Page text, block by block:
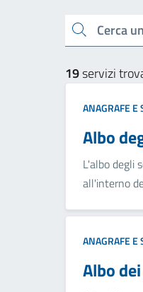
Cerca una parola chiave
19servizi
ANAGRAFE E
Albo
L'albo degli
all'interno
ANAGRAFE E
Albo